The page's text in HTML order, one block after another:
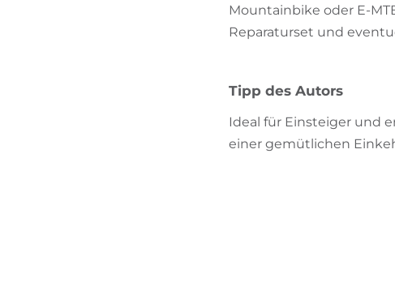
Mountainbike oder E-
Reparaturset und
Tipp des Autors
Ideal für Einsteiger und
einer gemütlichen